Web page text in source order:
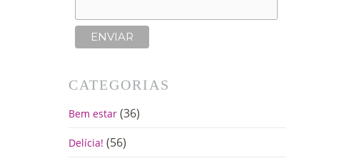
CATEGORIAS
Bem estar(36)
Delícia! (56)